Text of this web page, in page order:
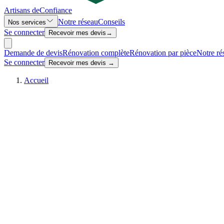
Artisans deConfiance
Nos services Notre réseauConseils
Se connecter
Recevoir mes devis →
Demande de devisRénovation complèteRénovation par pièceNotre
Se connecter
Recevoir mes devis →
Accueil